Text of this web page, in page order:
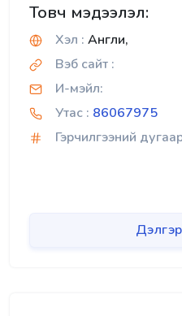
Товч мэдээлэл:
Хэл : Англи,
Вэб сайт :
И-мэйл:
Утас : 86067975
Гэрчилгээний